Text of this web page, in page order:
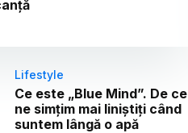
Lifestyle
Ce este „Blue Mind”. De ce
ne simțim mai liniștiți când
suntem lângă o apă